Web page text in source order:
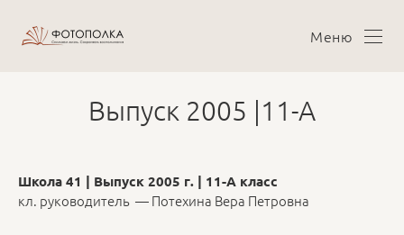
Меню
Выпуск 2005 |11-А
Школа 41 | Выпуск 2005 г. | 11-А класс
кл. руководитель — Потехина Вера Петровна